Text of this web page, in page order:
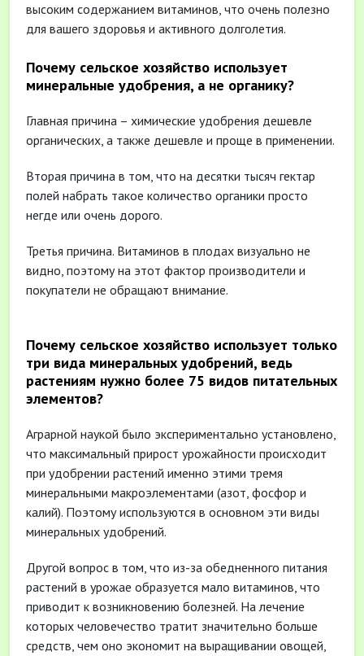
высоким содержанием витаминов, что очень полезно
для вашего здоровья и активного долголетия.
Почему сельское хозяйство использует
минеральные удобрения, а не органику?
Главная причина – химические удобрения дешевле
органических, а также дешевле и проще в применении.
Вторая причина в том, что на десятки тысяч гектар
полей набрать такое количество органики просто
негде или очень дорого.
Третья причина. Витаминов в плодах визуально не
видно, поэтому на этот фактор производители и
покупатели не обращают внимание.
Почему сельское хозяйство использует только
три вида минеральных удобрений, ведь
растениям нужно более 75 видов питательных
элементов?
Аграрной наукой было экспериментально установлено,
что максимальный прирост урожайности происходит
при удобрении растений именно этими тремя
минеральными макроэлементами (азот, фосфор и
калий). Поэтому используются в основном эти виды
минеральных удобрений.
Другой вопрос в том, что из-за обедненного питания
растений в урожае образуется мало витаминов, что
приводит к возникновению болезней. На лечение
которых человечество тратит значительно больше
средств, чем оно экономит на выращивании овощей,